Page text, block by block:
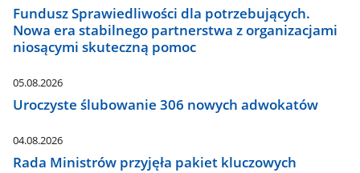
Fundusz Sprawiedliwości dla potrzebujących.
Nowa era stabilnego partnerstwa z organizacjami
niosącymi skuteczną pomoc
05.08.2026
Uroczyste ślubowanie 306 nowych adwokatów
04.08.2026
Rada Ministrów przyjęła pakiet kluczowych